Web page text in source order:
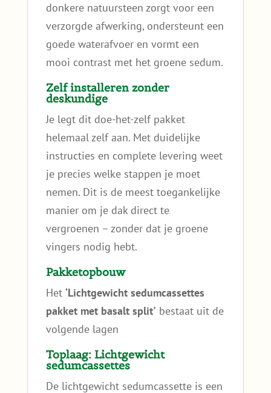
donkere natuursteen zorgt voor een
verzorgde afwerking, ondersteunt een
goede waterafvoer en vormt een
mooi contrast met het groene sedum.
Zelf installeren zonder
deskundige
Je legt dit doe-het-zelf pakket
helemaal zelf aan. Met duidelijke
instructies en complete levering weet
je precies welke stappen je moet
nemen. Dit is de meest toegankelijke
manier om je dak direct te
vergroenen – zonder dat je groene
vingers nodig hebt.
Pakketopbouw
Het ‘Lichtgewicht sedumcassettes
pakket met basalt split' bestaat uit de
volgende lagen
Toplaag: Lichtgewicht
sedumcassettes
De lichtgewicht sedumcassette is een